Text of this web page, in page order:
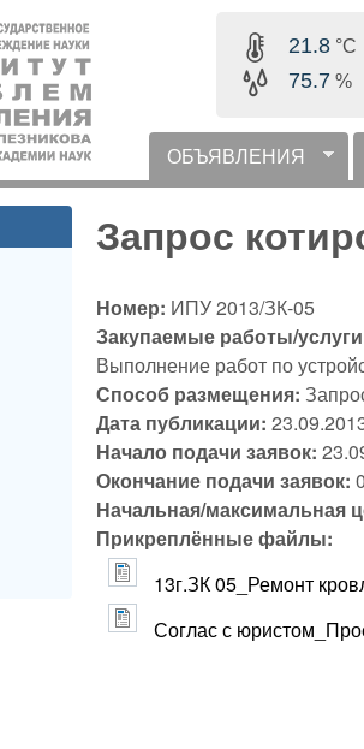
содержанию
21.8 °C
75.7 %
горизонтальное
ОБЪЯВЛЕНИЯ
Запрос
Номер: ИПУ 2013/ЗК-05
Закупаемые работы/
Выполнение работ по
Способ размещения:
Дата публикации:
Начало подачи заявок:
Окончание подачи заявок:
Начальная/максимальная
Прикреплённые файлы:
13г.ЗК 05_Ремонт
Соглас с